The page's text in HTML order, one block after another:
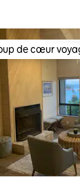
la base de
de cœur
de cœur